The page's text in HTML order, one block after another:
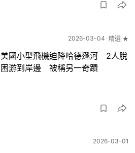
2026-03-04 精選 ★
美國小型飛機迫降哈德遜河 2人脫
困游到岸邊 被稱另一奇蹟
2026-03-01